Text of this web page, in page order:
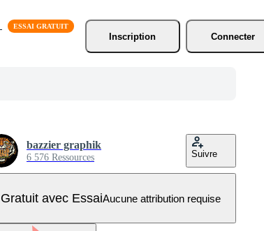
Inscription
Connecter
bazzier graphik
6 576 Ressources Suivre
Gratuit avec EssaiAucune attribution requise